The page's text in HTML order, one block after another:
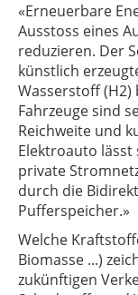
«Erneuerbare
Ausstoss eines
reduzieren. Der
künstlich
Wasserstoff
Fahrzeuge sind
Reichweite und
Elektroauto
private
durch die
Pufferspeicher.»
Welche
Biomasse ...)
zukünftigen